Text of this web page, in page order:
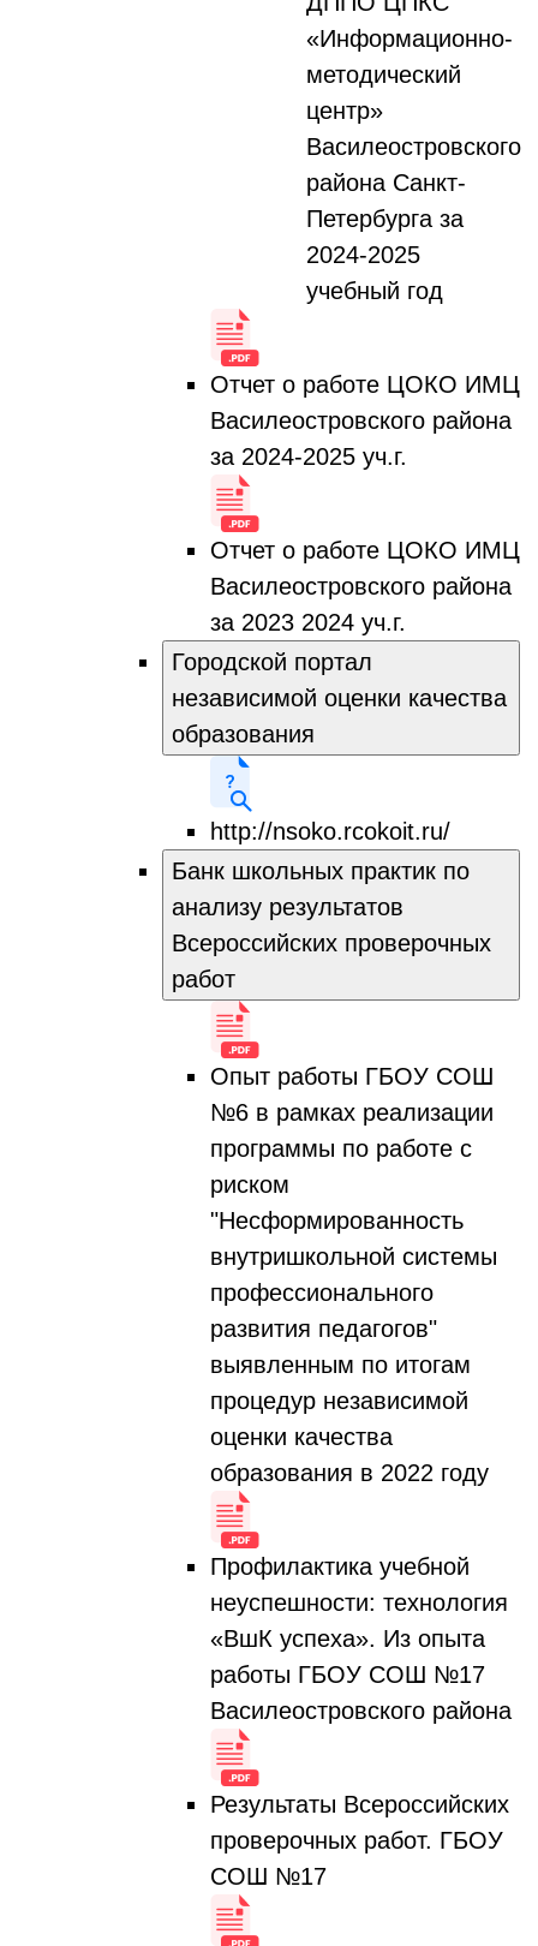
«Информационно-
методический
центр»
Василеостровского
района Санкт-
Петербурга за
2024-2025
учебный год
Отчет о работе ЦОКО ИМЦ
Василеостровского района
за 2024-2025 уч.г.
Отчет о работе ЦОКО ИМЦ
Василеостровского района
за 2023 2024 уч.г.
Городской портал
независимой оценки качества
образования
http://nsoko.rcokoit.ru/
Банк школьных практик по
анализу результатов
Всероссийских проверочных
работ
Опыт работы ГБОУ СОШ
№6 в рамках реализации
программы по работе с
риском
"Несформированность
внутришкольной системы
профессионального
развития педагогов"
выявленным по итогам
процедур независимой
оценки качества
образования в 2022 году
Профилактика учебной
неуспешности: технология
«ВшК успеха». Из опыта
работы ГБОУ СОШ №17
Василеостровского района
Результаты Всероссийских
проверочных работ. ГБОУ
СОШ №17